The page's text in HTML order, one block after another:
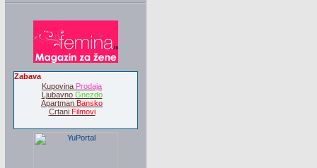
Zabava
Kupovina Prodaja
Ljubavno Gnezdo
Apartman Bansko
Crtani Filmovi